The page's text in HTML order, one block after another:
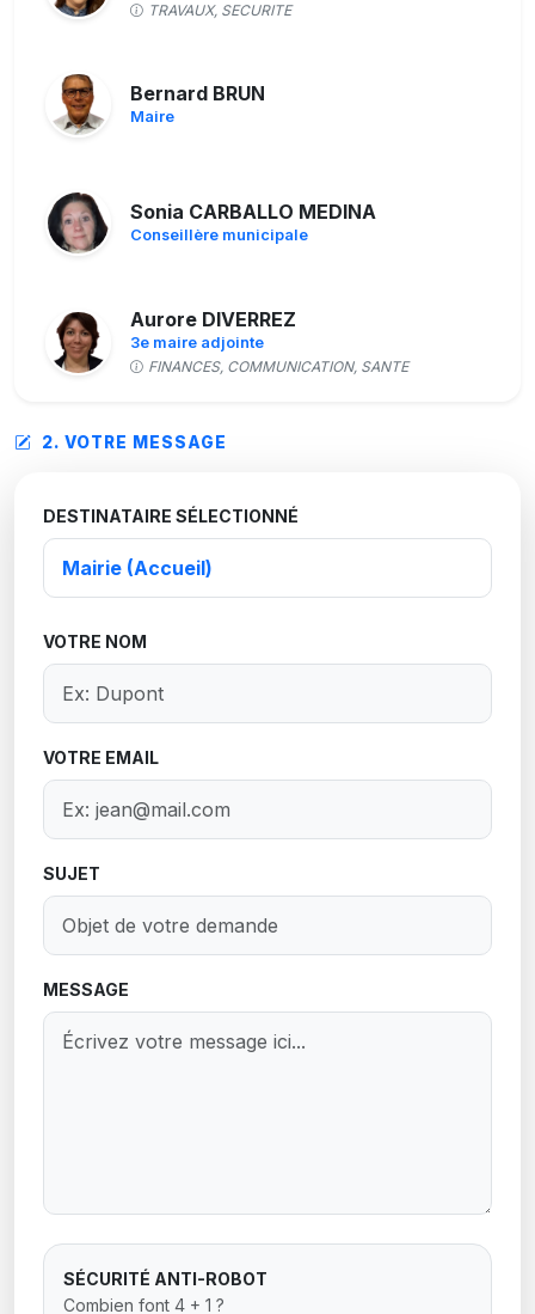
TRAVAUX, SECURITE
Bernard BRUN
Maire
Sonia CARBALLO MEDINA
Conseillère municipale
Aurore DIVERREZ
3e maire adjointe
FINANCES, COMMUNICATION, SANTE
Fabien DUCROT
Noémie FAUVEL
5e maire adjointe
Sébastien FOUQUET
Conseiller municipal
Nadine FRAISSEIX LEGER
Conseillère municipale
Antoine LEBLANC
4e maire adjoint
Sébastien LEROY
Medhi PIEDFORT
2. VOTRE MESSAGE
DESTINATAIRE SÉLECTIONNÉ
VOTRE NOM
VOTRE EMAIL
SUJET
MESSAGE
SÉCURITÉ ANTI-ROBOT
Combien font 4 + 1 ?